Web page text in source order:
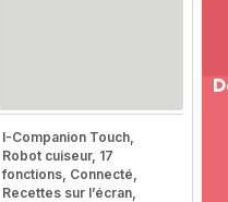
I-Companion Touch,
Robot cuiseur, 17
fonctions, Connecté,
Recettes sur l’écran,